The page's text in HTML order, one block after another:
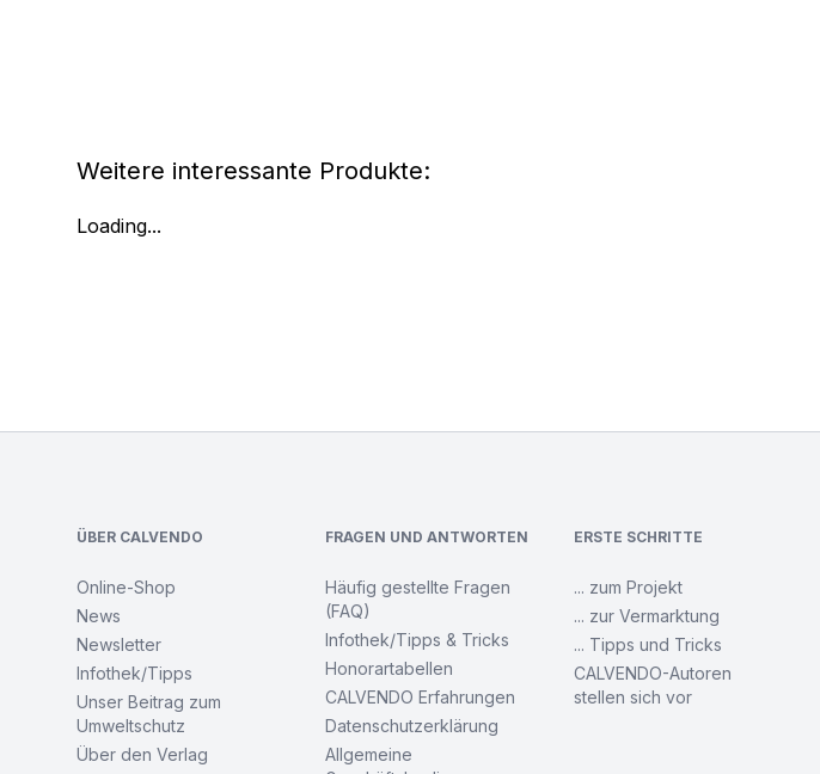
Weitere interessante Produkte:
Loading...
ÜBER CALVENDO
Online-Shop
News
Newsletter
Infothek/Tipps
Unser Beitrag zum
Umweltschutz
Über den Verlag
FRAGEN UND ANTWORTEN
Häufig gestellte Fragen
(FAQ)
Infothek/Tipps & Tricks
Honorartabellen
CALVENDO Erfahrungen
Datenschutzerklärung
Allgemeine
ERSTE SCHRITTE
... zum Projekt
... zur Vermarktung
... Tipps und Tricks
CALVENDO-Autoren
stellen sich vor